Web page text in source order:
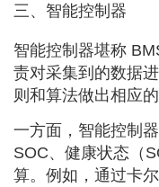
三、智能控制器
智能控制器堪称
责对采集到的数据
则和算法做出相应的
一方面，智能控制
SOC、健康状态（
算。例如，通过卡